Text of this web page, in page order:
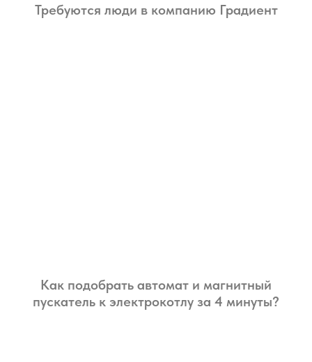
Требуются люди в компанию Градиент
Как подобрать автомат и магнитный
пускатель к электрокотлу за 4 минуты?